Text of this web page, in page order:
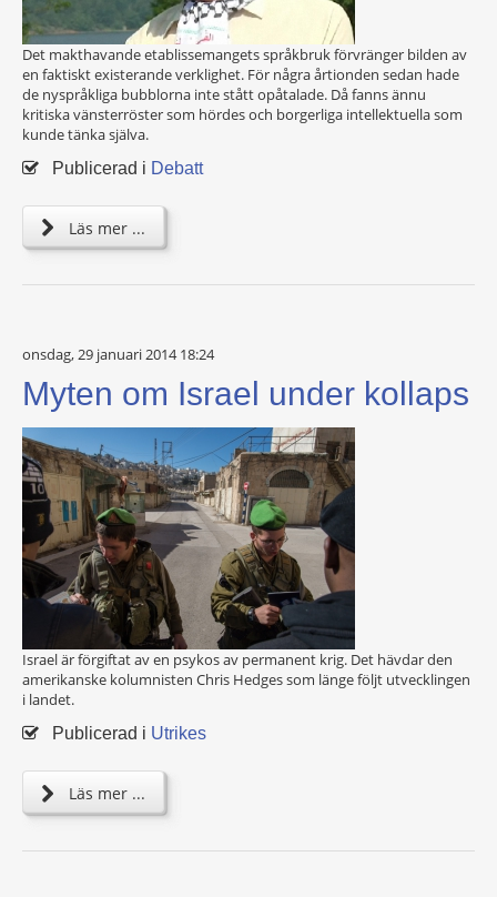
Det makthavande etablissemangets språkbruk förvränger bilden av
en faktiskt existerande verklighet. För några årtionden sedan hade
de nyspråkliga bubblorna inte stått opåtalade. Då fanns ännu
kritiska vänsterröster som hördes och borgerliga intellektuella som
kunde tänka själva.
Publicerad i Debatt
Läs mer ...
onsdag, 29 januari 2014 18:24
Myten om Israel under kollaps
Israel är förgiftat av en psykos av permanent krig. Det hävdar den
amerikanske kolumnisten Chris Hedges som länge följt utvecklingen
i landet.
Publicerad i Utrikes
Läs mer ...